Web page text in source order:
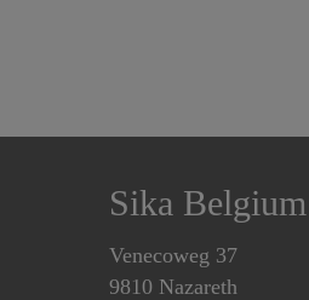
Sika
Venecoweg 37
9810 Nazareth